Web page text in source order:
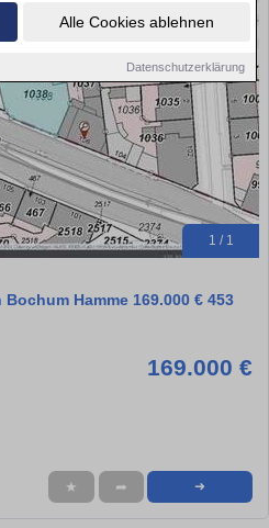
Alle Cookies ablehnen
Datenschutzerklärung
1 / 1
Hamme 169.000 € 453
169.000 €
★ ➦ ➜